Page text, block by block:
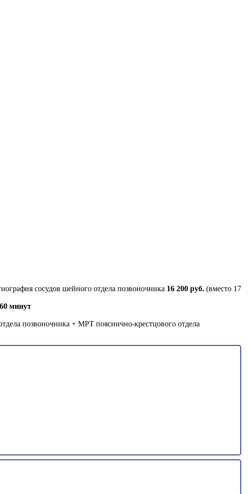
сосудов шейного отдела позвоночника 16 200 руб. (вместо 17
минут
позвоночника + МРТ пояснично-крестцового отдела